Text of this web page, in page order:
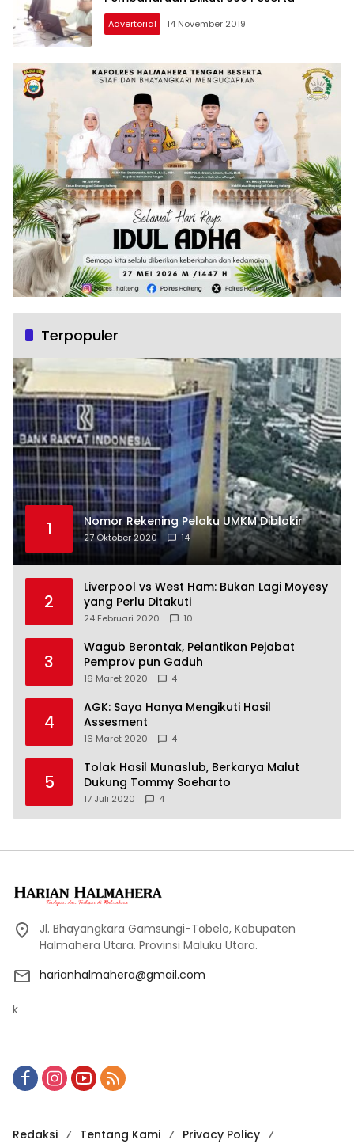
Advertorial 14 November 2019
Terpopuler
1 Nomor Rekening Pelaku UMKM Diblokir
27 Oktober 2020 14
2
Liverpool vs West Ham: Bukan Lagi Moyesy
yang Perlu Ditakuti
24 Februari 2020 10
3
Wagub Berontak, Pelantikan Pejabat
Pemprov pun Gaduh
16 Maret 2020 4
4
AGK: Saya Hanya Mengikuti Hasil
Assesment
16 Maret 2020 4
5
Tolak Hasil Munaslub, Berkarya Malut
Dukung Tommy Soeharto
17 Juli 2020 4
Jl. Bhayangkara Gamsungi-Tobelo, Kabupaten
Halmahera Utara. Provinsi Maluku Utara.
harianhalmahera@gmail.com
k
Redaksi Tentang Kami Privacy Policy